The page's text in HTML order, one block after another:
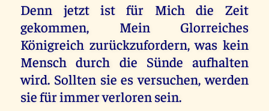
Denn jetzt ist für Mich die Zeit
gekommen, Mein Glorreiches
Königreich zurückzufordern, was kein
Mensch durch die Sünde aufhalten
wird. Sollten sie es versuchen, werden
sie für immer verloren sein.